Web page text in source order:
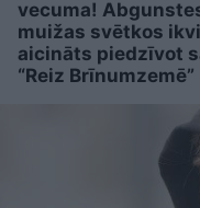
vecuma!
muižas svētkos
aicināts piedzīvot
“Reiz Brīnumzemē”